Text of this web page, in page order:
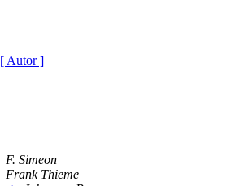
[ Autor ]
F. Simeon
Frank Thieme